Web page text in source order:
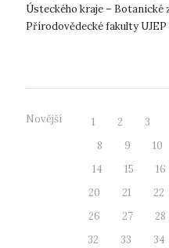
Ústeckého kraje – Botanické
Přírodovědecké fakulty
Novější 1 2 3
8
9 10
14
15 16
20
21 22
26
27 28
32
33 34